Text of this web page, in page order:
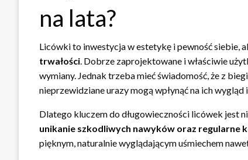
na lata?
Licówki to inwestycja w estetykę i pewność siebie,
trwałości. Dobrze zaprojektowane i właściwie
wymiany. Jednak trzeba mieć świadomość, że z
nieprzewidziane urazy mogą wpłynąć na ich wygląd
Dlatego kluczem do długowieczności licówek jest
unikanie szkodliwych nawyków oraz regularne
pięknym, naturalnie wyglądającym uśmiechem